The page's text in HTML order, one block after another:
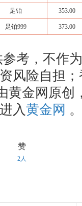
足铂 353.00
足铂999 373.00
考，不作
风险自担
黄金网原创
入黄金网
赞
2人